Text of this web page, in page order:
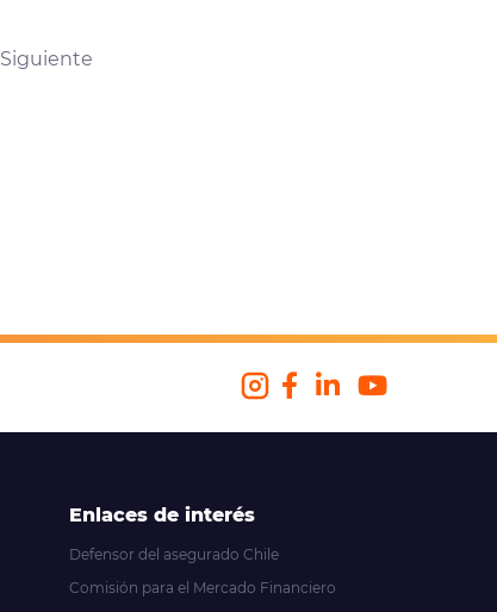
Siguiente
Enlaces de interés
Defensor del asegurado Chile
Comisión para el Mercado Financiero